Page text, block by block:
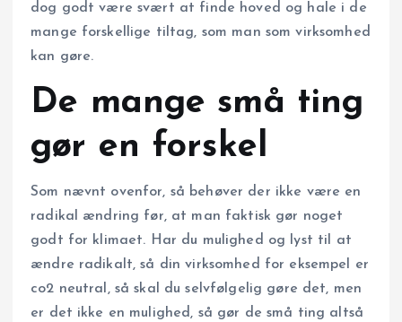
dog godt være svært at finde hoved og hale i de
mange forskellige tiltag, som man som virksomhed
kan gøre.
De mange små ting
gør en forskel
Som nævnt ovenfor, så behøver der ikke være en
radikal ændring før, at man faktisk gør noget
godt for klimaet. Har du mulighed og lyst til at
ændre radikalt, så din virksomhed for eksempel er
co2 neutral, så skal du selvfølgelig gøre det, men
er det ikke en mulighed, så gør de små ting altså